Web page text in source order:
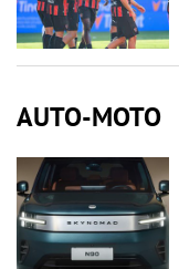
AUTO-MOTO